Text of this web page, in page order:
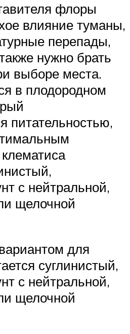
флоры
влияние туманы,
перепады,
нужно брать
выборе места.
в плодородном
питательностью,
с нейтральной,
щелочной
для
суглинистый,
с нейтральной,
щелочной